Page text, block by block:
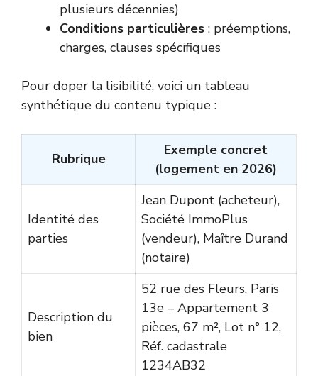
plusieurs décennies)
Conditions particulières : préemptions,
charges, clauses spécifiques
Pour doper la lisibilité, voici un tableau
synthétique du contenu typique :
Rubrique
Exemple concret
(logement en 2026)
Identité des
parties
Jean Dupont (acheteur),
Société ImmoPlus
(vendeur), Maître Durand
(notaire)
Description du
bien
52 rue des Fleurs, Paris
13e – Appartement 3
pièces, 67 m², Lot n° 12,
Réf. cadastrale
1234AB32